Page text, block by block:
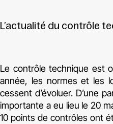
L’actualité du contrôle
Le contrôle technique est
année, les normes et les
cessent d’évoluer. D’une
importante a eu lieu le 20
10 points de contrôles ont